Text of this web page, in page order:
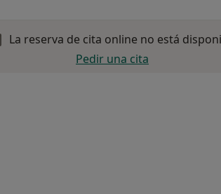
La reserva de cita online no está
Pedir una cita